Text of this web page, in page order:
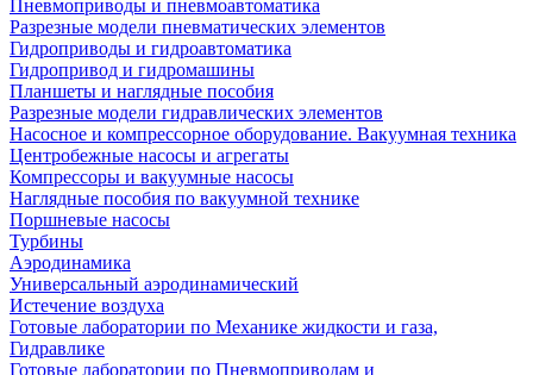
Пневмоприводы и пневмоавтоматика
Разрезные модели пневматических элементов
Гидроприводы и гидроавтоматика
Гидропривод и гидромашины
Планшеты и наглядные пособия
Разрезные модели гидравлических элементов
Насосное и компрессорное оборудование. Вакуумная техника
Центробежные насосы и агрегаты
Компрессоры и вакуумные насосы
Наглядные пособия по вакуумной технике
Поршневые насосы
Турбины
Аэродинамика
Универсальный аэродинамический
Истечение воздуха
Готовые лаборатории по Механике жидкости и газа,
Гидравлике
Готовые лаборатории по Пневмоприводам и